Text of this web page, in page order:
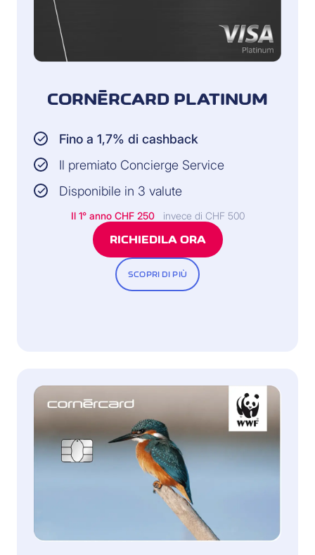
CORNÈRCARD PLATINUM
Fino a 1,7% di cashback
Il premiato Concierge Service
Disponibile in 3 valute
Il 1° anno CHF 250 invece di CHF 500
RICHIEDILA ORA
SCOPRI DI PIÙ